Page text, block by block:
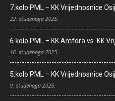
7.kolo PML – KK Vrijednosnice
22. studenoga 2025.
6.kolo PML – KK Amfora vs. KK
16. studenoga 2025.
5.kolo PML – KK Vrijednosnice
9. studenoga 2025.